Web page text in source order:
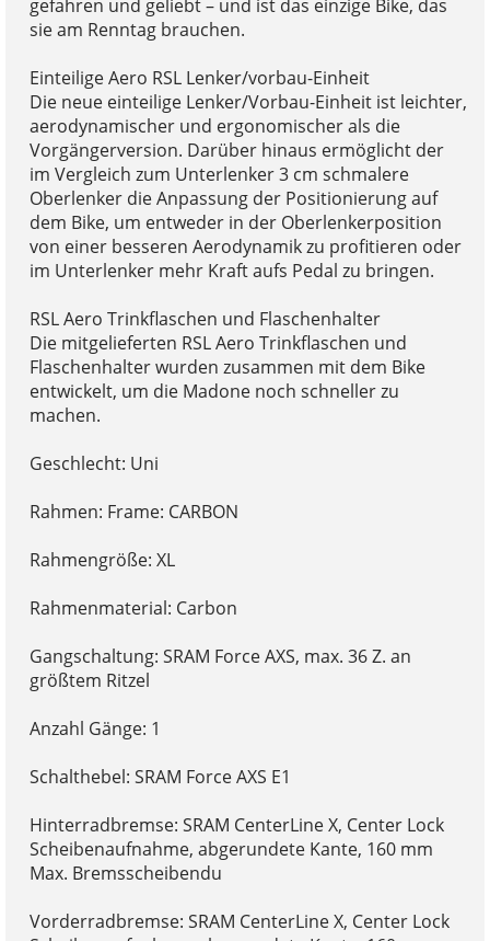
gefahren und geliebt – und ist das einzige Bike, das
sie am Renntag brauchen.
Einteilige Aero RSL Lenker/vorbau-Einheit
Die neue einteilige Lenker/Vorbau-Einheit ist leichter,
aerodynamischer und ergonomischer als die
Vorgängerversion. Darüber hinaus ermöglicht der
im Vergleich zum Unterlenker 3 cm schmalere
Oberlenker die Anpassung der Positionierung auf
dem Bike, um entweder in der Oberlenkerposition
von einer besseren Aerodynamik zu profitieren oder
im Unterlenker mehr Kraft aufs Pedal zu bringen.
RSL Aero Trinkflaschen und Flaschenhalter
Die mitgelieferten RSL Aero Trinkflaschen und
Flaschenhalter wurden zusammen mit dem Bike
entwickelt, um die Madone noch schneller zu
machen.
Geschlecht: Uni
Rahmen: Frame: CARBON
Rahmengröße: XL
Rahmenmaterial: Carbon
Gangschaltung: SRAM Force AXS, max. 36 Z. an
größtem Ritzel
Anzahl Gänge: 1
Schalthebel: SRAM Force AXS E1
Hinterradbremse: SRAM CenterLine X, Center Lock
Scheibenaufnahme, abgerundete Kante, 160 mm
Max. Bremsscheibendu
Vorderradbremse: SRAM CenterLine X, Center Lock